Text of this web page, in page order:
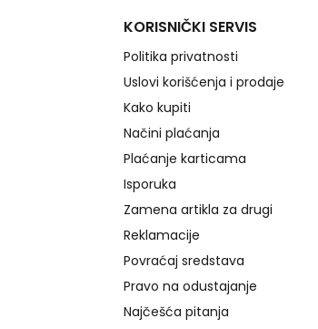
KORISNIČKI SERVIS
Politika privatnosti
Uslovi korišćenja i prodaje
Kako kupiti
Načini plaćanja
Plaćanje karticama
Isporuka
Zamena artikla za drugi
Reklamacije
Povraćaj sredstava
Pravo na odustajanje
Najčešća pitanja